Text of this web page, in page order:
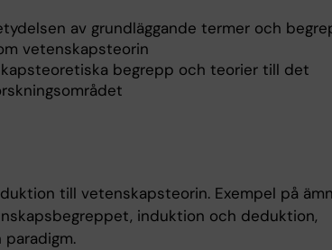
av grundläggande termer och
vetenskapsteorin
begrepp och teorier till det
till vetenskapsteorin. Exempel på
induktion och deduktion,